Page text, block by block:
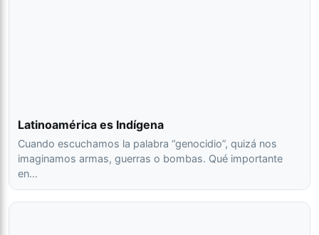
Latinoamérica es Indígena
Cuando escuchamos la palabra “genocidio”, quizá nos
imaginamos armas, guerras o bombas. Qué importante
en…